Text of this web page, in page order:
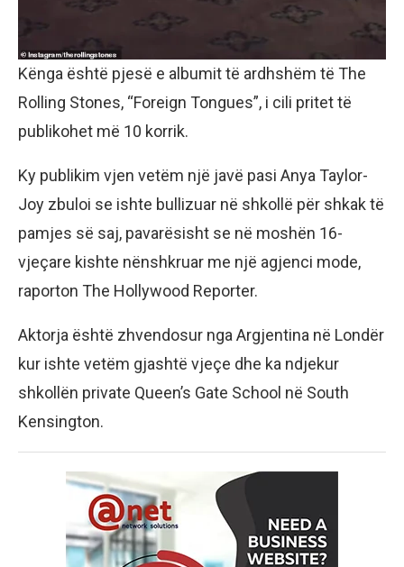
Kënga është pjesë e albumit të ardhshëm të The
Rolling Stones, “Foreign Tongues”, i cili pritet të
publikohet më 10 korrik.
Ky publikim vjen vetëm një javë pasi Anya Taylor-
Joy zbuloi se ishte bullizuar në shkollë për shkak të
pamjes së saj, pavarësisht se në moshën 16-
vjeçare kishte nënshkruar me një agjenci mode,
raporton The Hollywood Reporter.
Aktorja është zhvendosur nga Argjentina në Londër
kur ishte vetëm gjashtë vjeçe dhe ka ndjekur
shkollën private Queen’s Gate School në South
Kensington.